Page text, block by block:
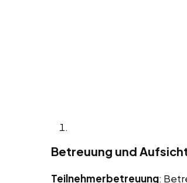
Betreuung und
Teilnehmerbetreuung: